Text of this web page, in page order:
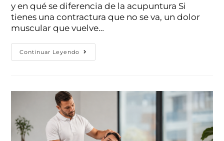
y en qué se diferencia de la acupuntura Si
tienes una contractura que no se va, un dolor
muscular que vuelve…
Continuar Leyendo